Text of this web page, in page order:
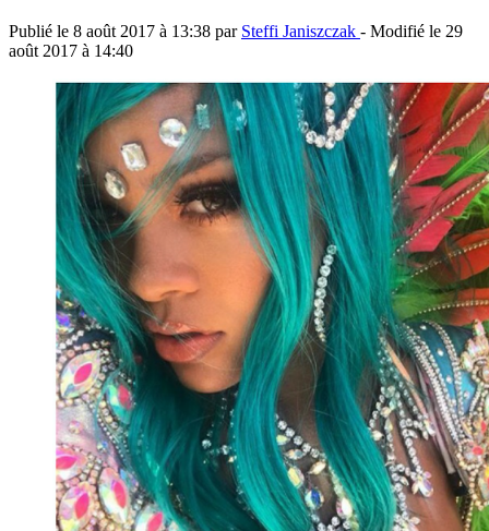
Publié le 8 août 2017 à 13:38 par Steffi Janiszczak - Modifié le 29
août 2017 à 14:40